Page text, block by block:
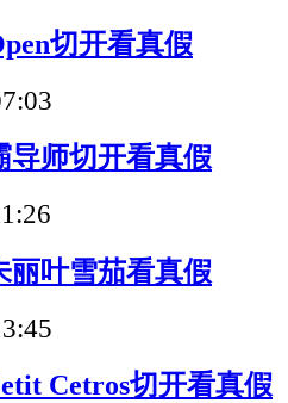
切开看真假
导师切开看真假
丽叶雪茄看真假
Cetros切开看真假